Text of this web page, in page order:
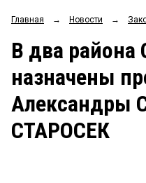
ОБЩЕСТВО
ЗАКОН
ПРОИСШЕСТВИЯ
Главная → Новости →
В два района
назначены
Александры
СТАРОСЕК